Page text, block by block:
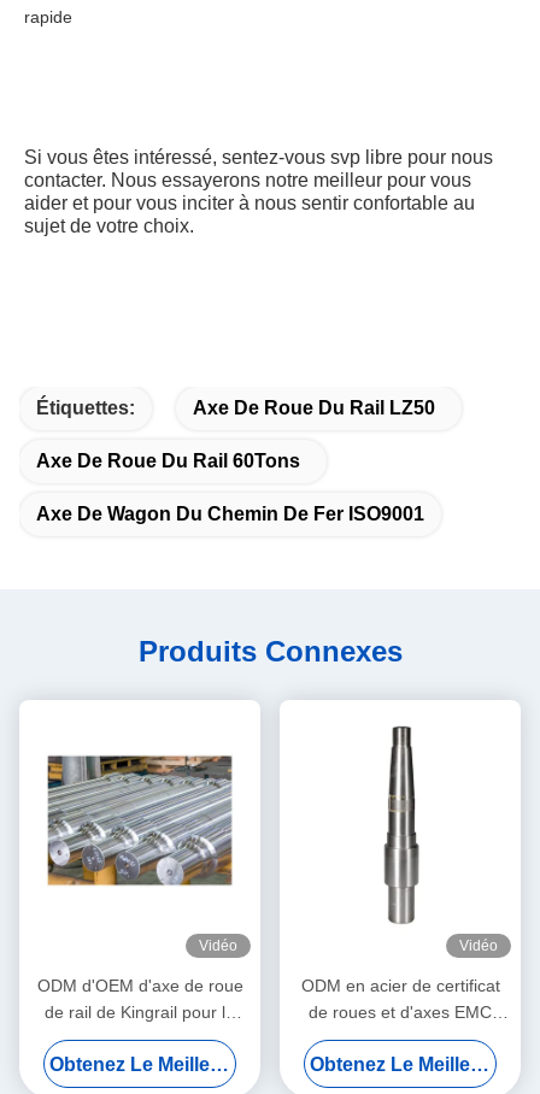
rapide
Si vous êtes intéressé, sentez-vous svp libre pour nous
contacter. Nous essayerons notre meilleur pour vous
aider et pour vous inciter à nous sentir confortable au
sujet de votre choix.
Étiquettes: Axe De Roue Du Rail LZ50
Axe De Roue Du Rail 60Tons
Axe De Wagon Du Chemin De Fer ISO9001
Produits Connexes
Vidéo
ODM d'OEM d'axe de roue
de rail de Kingrail pour la
norme d'en 13261 de BA004
Wheelset
Obtenez Le Meilleur Prix
Vidéo
ODM en acier de certificat
de roues et d'axes EMC
RoHS de chemin de fer
d'AAR
Obtenez Le Meilleur Prix